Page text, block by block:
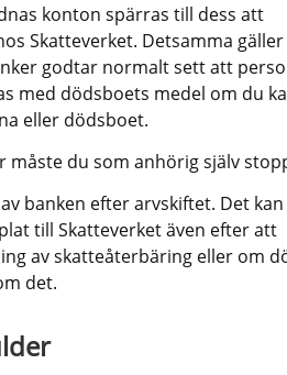
konton spärras till dess att
Skatteverket. Detsamma
godtar normalt sett att
med dödsboets medel om du
eller dödsboet.
du som anhörig själv
banken efter arvskiftet. Det
till Skatteverket även efter att
av skatteåterbäring eller om
det.